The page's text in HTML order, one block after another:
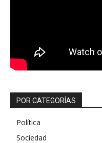
POR CATEGORÍAS
Política
Sociedad